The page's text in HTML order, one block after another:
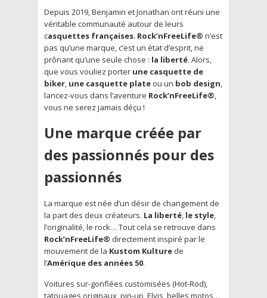
Depuis 2019, Benjamin et Jonathan ont réuni une
véritable communauté autour de leurs
casquettes françaises. Rock’nFreeLife® n’est
pas qu’une marque, c’est un état d’esprit, ne
prônant qu’une seule chose : la liberté. Alors,
que vous vouliez porter une casquette de
biker, une casquette plate ou un bob design,
lancez-vous dans l’aventure Rock’nFreeLife®,
vous ne serez jamais déçu !
Une marque créée par
des passionnés pour des
passionnés
La marque est née d’un désir de changement de
la part des deux créateurs. La liberté, le style,
l’originalité, le rock… Tout cela se retrouve dans
Rock’nFreeLife® directement inspiré par le
mouvement de la Kustom Kulture de
l’Amérique des années 50.
Voitures sur-gonflées customisées (Hot-Rod),
tatouages originaux, pin-up, Elvis, belles motos…